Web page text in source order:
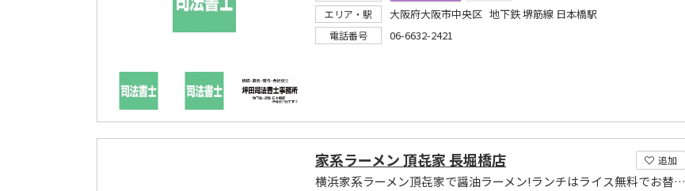
エリア・駅
大阪府大阪市中央区 地下鉄 堺筋線 日本橋駅
電話番号 06-6632-2421
追加
家系ラーメン 頂㐂家 長堀橋店
横浜家系ラーメン頂㐂家で醤油ラーメン!ランチはライス無料でお替り自由!